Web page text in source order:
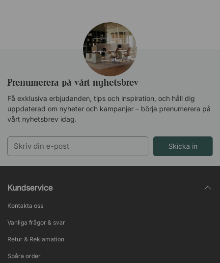
Prenumerera på vårt nyhetsbrev
Få exklusiva erbjudanden, tips och inspiration, och håll dig
uppdaterad om nyheter och kampanjer – börja prenumerera på
vårt nyhetsbrev idag.
Skicka in
Kundservice
Kontakta oss
Vanliga frågor & svar
Retur & Reklamation
Spåra order